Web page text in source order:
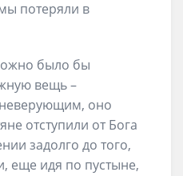
потеряли в
было бы
вещь –
оно
отступили от Бога
задолго до того,
еще идя по пустыне,